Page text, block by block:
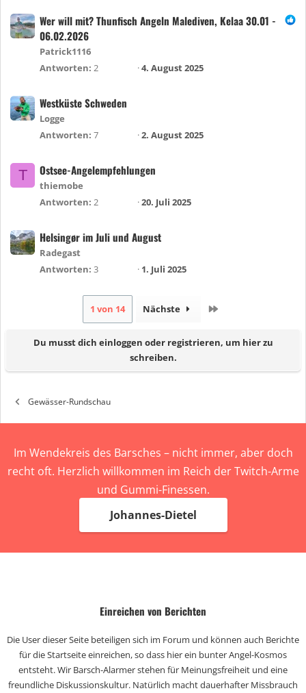
Wer will mit? Thunfisch Angeln Malediven, Kelaa 30.01 -
06.02.2026
Patrick1116
Antworten 2 4. August 2025
Westküste Schweden
Logge
Antworten 7 2. August 2025
T Ostsee-Angelempfehlungen
thiemobe
Antworten 2 20. Juli 2025
Helsingør im Juli und August
Radegast
Antworten 3 1. Juli 2025
1 von 14 Nächste
Du musst dich einloggen oder registrieren, um hier zu
schreiben.
Gewässer-Rundschau
Im Wendekreis des Barsches – nicht immer, aber doch
recht oft. Herzlich willkommen im Reich der Twitch-Arme
und Gummi-Finessen.
Johannes-Dietel
Einreichen von Berichten
Die User dieser Seite beteiligen sich im Forum und können auch Berichte
für die Startseite einreichen, so dass hier ein bunter Angel-Kosmos
entsteht. Wir Barsch-Alarmer stehen für Meinungsfreiheit und eine
freundliche Diskussionskultur. Natürlich macht dauerhafter Missbrauch